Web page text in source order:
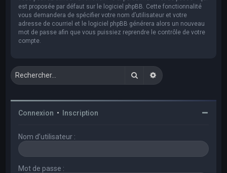
est proposée par défaut sur le logiciel phpBB. Cette fonctionnalité
vous demandera de spécifier votre nom d’utilisateur et votre
adresse de courriel et le logiciel phpBB générera alors un nouveau
mot de passe afin que vous puissiez reprendre le contrôle de votre
compte.
RechercherRecherche avancée
Connexion • Inscription
Nom d’utilisateur :
Mot de passe :